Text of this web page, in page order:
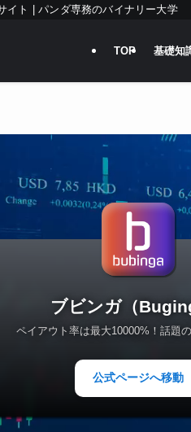
イト | パンダ専務のバイナリー大学
TOP 基礎知
ブビンガ（
ペイアウト率は最大10000%！話題
公式ページへ移動